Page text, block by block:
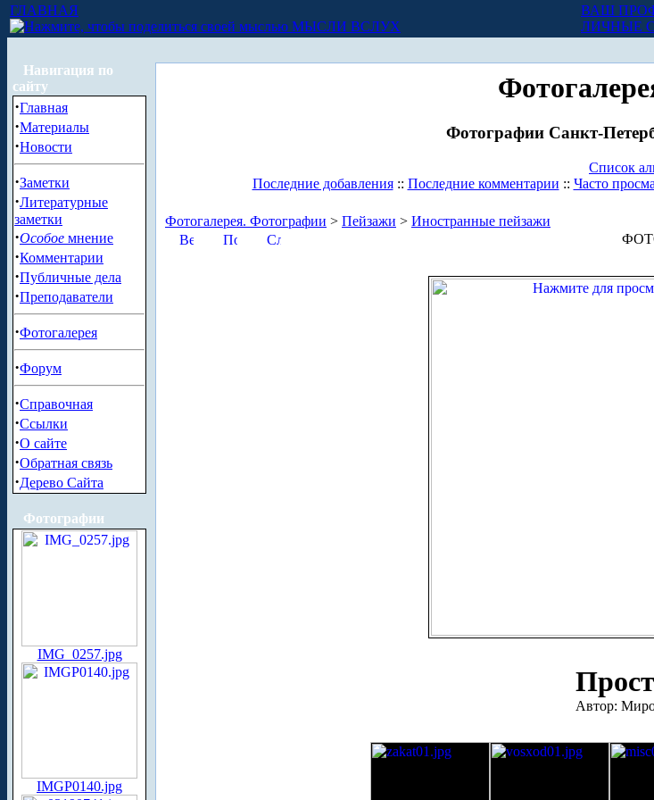
ГЛАВНАЯ
МЫСЛИ ВСЛУХ
ВАШ
ЛИЧНЫЕ
Навигация по
сайту
·Главная
·Материалы
·Новости
·Заметки
·Литературные
заметки
·Особое мнение
·Комментарии
·Публичные дела
·Преподаватели
·Фотогалерея
·Форум
·Справочная
·Ссылки
·О сайте
·Обратная связь
·Дерево Сайта
Фотографии
IMG_0257.jpg
IMGP0140.jpg
Фотографии Санкт-
Список
Последние добавления:: Последние комментарии :: Часто
Фотогалерея. Фотографии > Пейзажи > Иностранные пейзажи
Автор: